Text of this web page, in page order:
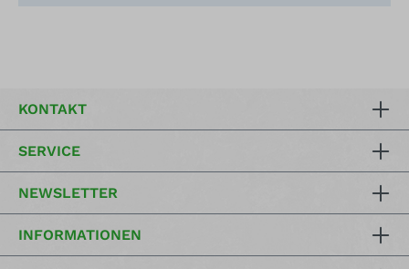
KONTAKT
SERVICE
NEWSLETTER
INFORMATIONEN